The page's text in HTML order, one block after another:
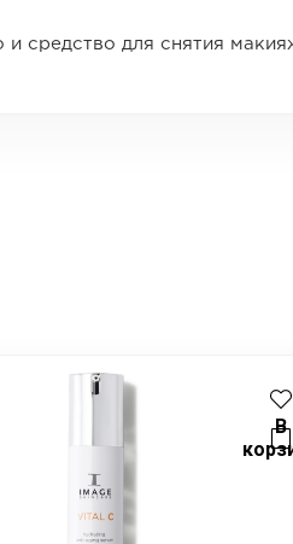
средство для снятия
В